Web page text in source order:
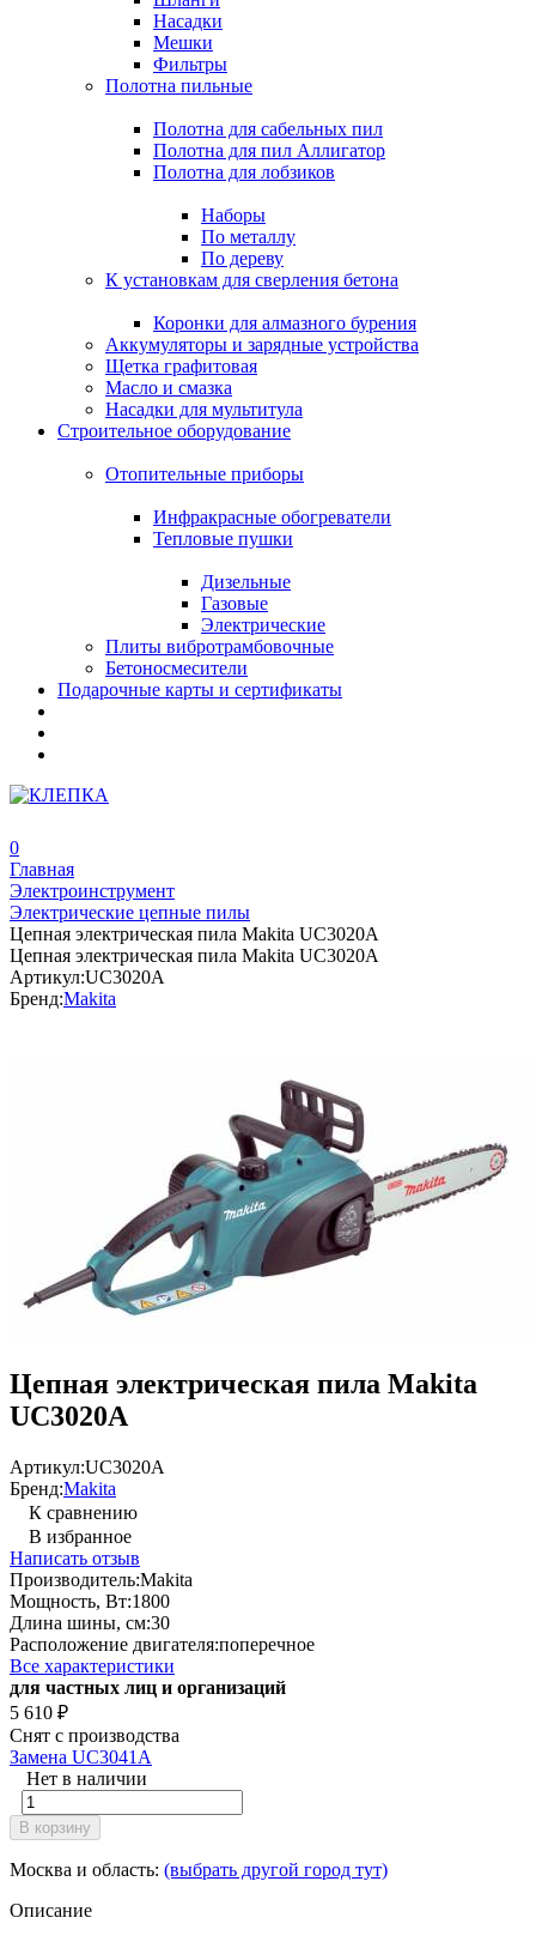
Насадки
Мешки
Фильтры
Полотна пильные
Полотна для сабельных пил
Полотна для пил Аллигатор
Полотна для лобзиков
Наборы
По металлу
По дереву
К установкам для сверления бетона
Коронки для алмазного бурения
Аккумуляторы и зарядные устройства
Щетка графитовая
Масло и смазка
Насадки для мультитула
Строительное оборудование
Отопительные приборы
Инфракрасные обогреватели
Тепловые пушки
Дизельные
Газовые
Электрические
Плиты вибротрамбовочные
Бетоносмесители
Подарочные карты и сертификаты
0
Главная
Электроинструмент
Электрические цепные пилы
Цепная электрическая пила Makita UC3020A
Цепная электрическая пила Makita UC3020A
Артикул:UC3020A
Бренд:Makita
Цепная электрическая пила Makita
UC3020A
Артикул:UC3020A
Бренд:Makita
К сравнению
В избранное
Написать отзыв
Производитель:Makita
Мощность, Вт:1800
Длина шины, см:30
Расположение двигателя:поперечное
Все характеристики
для частных лиц и организаций
5 610 ₽
Снят с производства
Замена UC3041A
Нет в наличии
В корзину
Москва и область: (выбрать другой город тут)
Описание